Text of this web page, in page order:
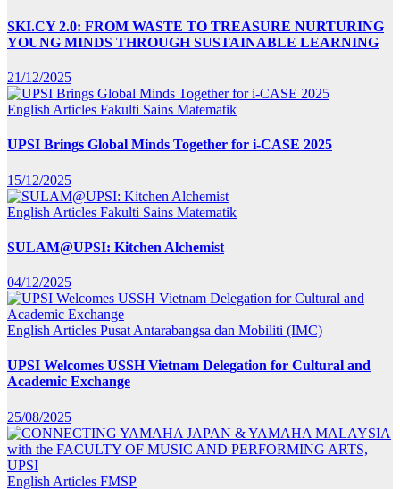
SKI.CY 2.0: FROM WASTE TO TREASURE NURTURING
YOUNG MINDS THROUGH SUSTAINABLE LEARNING
21/12/2025
English Articles Fakulti Sains Matematik
UPSI Brings Global Minds Together for i-CASE 2025
15/12/2025
English Articles Fakulti Sains Matematik
SULAM@UPSI: Kitchen Alchemist
04/12/2025
English Articles Pusat Antarabangsa dan Mobiliti (IMC)
UPSI Welcomes USSH Vietnam Delegation for Cultural and
Academic Exchange
25/08/2025
English Articles FMSP